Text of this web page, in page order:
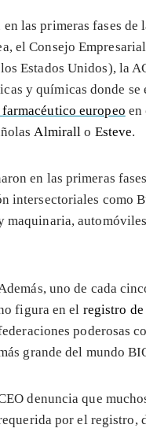
las primeras fases
el Consejo
Estados Unidos), la
y químicas donde
europeo en
Almirall o Esteve.
en las primeras
intersectoriales como
maquinaria,
uno de cada
figura en el registro
poderosas
grande del mundo
denuncia que
por el registro,